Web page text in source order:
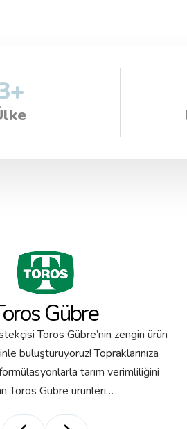
+
Gübre
Toros Gübre’nin zengin ürün
buluşturuyoruz! Topraklarınıza
tarım verimliliğini
Toros Gübre ürünleri…
Nitrat